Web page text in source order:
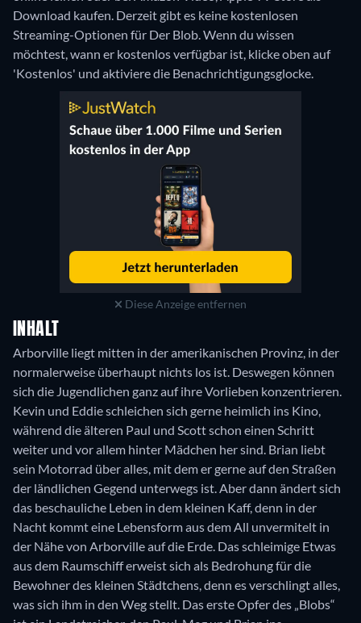
Download kaufen. Derzeit gibt es keine kostenlosen
Streaming-Optionen für Der Blob. Wenn du wissen
möchtest, wann er kostenlos verfügbar ist, klicke oben auf
'Kostenlos' und aktiviere die Benachrichtigungsglocke.
Diese Anzeige entfernen
INHALT
Arborville liegt mitten in der amerikanischen Provinz, in der
normalerweise überhaupt nichts los ist. Deswegen können
sich die Jugendlichen ganz auf ihre Vorlieben konzentrieren.
Kevin und Eddie schleichen sich gerne heimlich ins Kino,
während die älteren Paul und Scott schon einen Schritt
weiter und vor allem hinter Mädchen her sind. Brian liebt
sein Motorrad über alles, mit dem er gerne auf den Straßen
der ländlichen Gegend unterwegs ist. Aber dann ändert sich
das beschauliche Leben in dem kleinen Kaff, denn in der
Nacht kommt eine Lebensform aus dem All unvermitelt in
der Nähe von Arborville auf die Erde. Das schleimige Etwas
aus dem Raumschiff erweist sich als Bedrohung für die
Bewohner des kleinen Städtchens, denn es verschlingt alles,
was sich ihm in den Weg stellt. Das erste Opfer des „Blobs“